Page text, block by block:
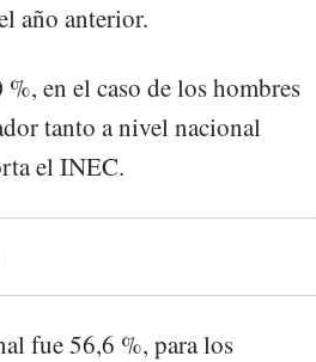
año anterior.
en el caso de los hombres
tanto a nivel nacional
el INEC.
fue 56,6 %, para los